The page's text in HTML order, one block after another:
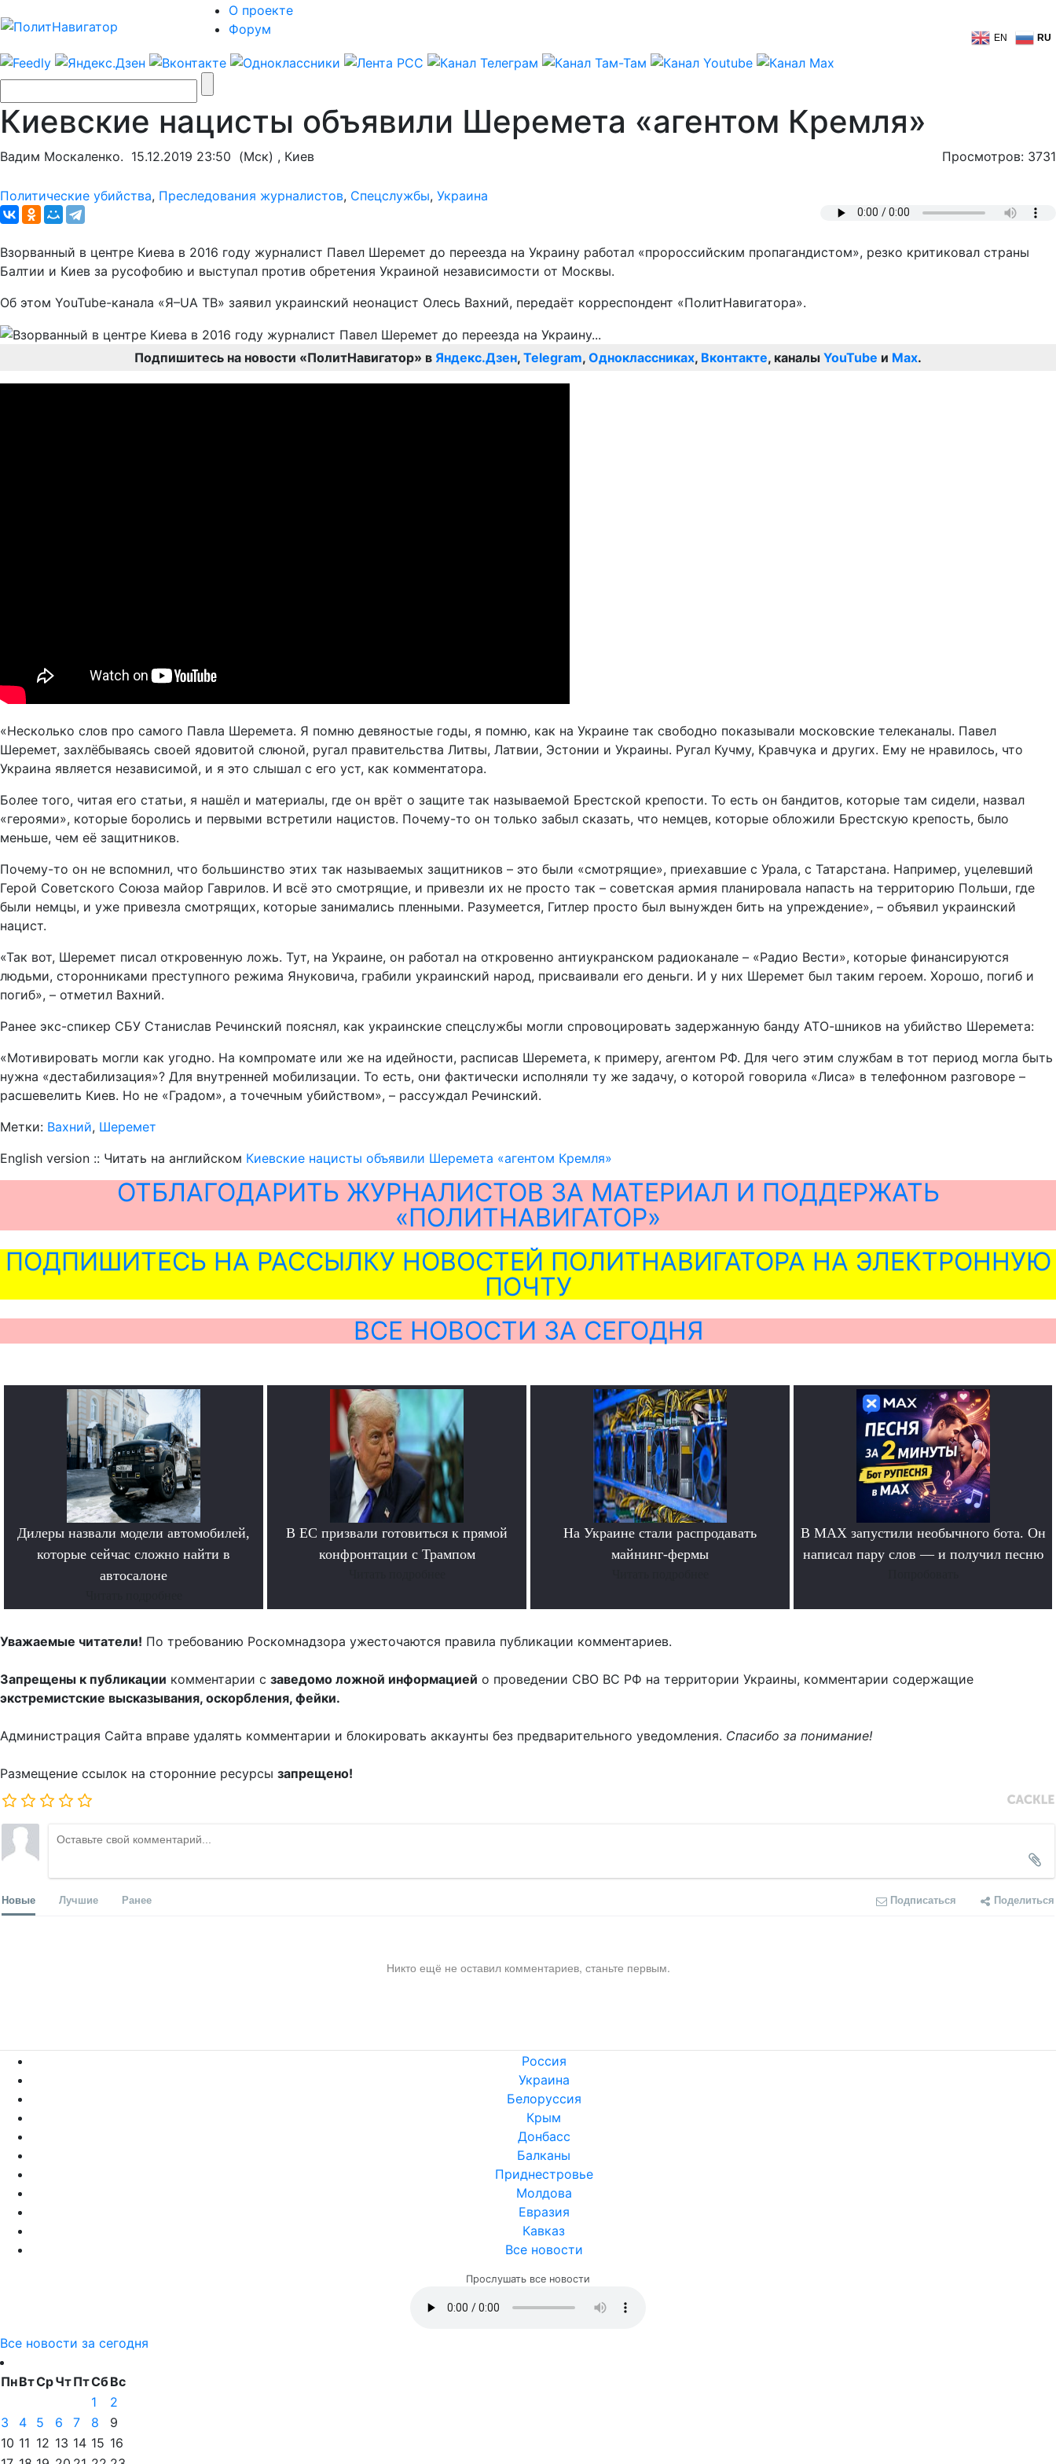
О проекте
Форум
EN RU
Киевские нацисты объявили Шеремета «агентом Кремля»
Вадим Москаленко. 15.12.2019 23:50 (Мск) , Киев Просмотров: 3731
Политические убийства, Преследования журналистов, Спецслужбы, Украина
Взорванный в центре Киева в 2016 году журналист Павел Шеремет до переезда на Украину работал «пророссийским пропагандистом», резко критиковал страны
Балтии и Киев за русофобию и выступал против обретения Украиной независимости от Москвы.
Об этом YouTube-канала «Я–UA ТВ» заявил украинский неонацист Олесь Вахний, передаёт корреспондент «ПолитНавигатора».
Подпишитесь на новости «ПолитНавигатор» в Яндекс.Дзен, Telegram, Одноклассниках, Вконтакте, каналы YouTube и Max.
«Несколько слов про самого Павла Шеремета. Я помню девяностые годы, я помню, как на Украине так свободно показывали московские телеканалы. Павел
Шеремет, захлёбываясь своей ядовитой слюной, ругал правительства Литвы, Латвии, Эстонии и Украины. Ругал Кучму, Кравчука и других. Ему не нравилось, что
Украина является независимой, и я это слышал с его уст, как комментатора.
Более того, читая его статьи, я нашёл и материалы, где он врёт о защите так называемой Брестской крепости. То есть он бандитов, которые там сидели, назвал
«героями», которые боролись и первыми встретили нацистов. Почему-то он только забыл сказать, что немцев, которые обложили Брестскую крепость, было
меньше, чем её защитников.
Почему-то он не вспомнил, что большинство этих так называемых защитников – это были «смотрящие», приехавшие с Урала, с Татарстана. Например, уцелевший
Герой Советского Союза майор Гаврилов. И всё это смотрящие, и привезли их не просто так – советская армия планировала напасть на территорию Польши, где
были немцы, и уже привезла смотрящих, которые занимались пленными. Разумеется, Гитлер просто был вынужден бить на упреждение», – объявил украинский
нацист.
«Так вот, Шеремет писал откровенную ложь. Тут, на Украине, он работал на откровенно антиукранском радиоканале – «Радио Вести», которые финансируются
людьми, сторонниками преступного режима Януковича, грабили украинский народ, присваивали его деньги. И у них Шеремет был таким героем. Хорошо, погиб и
погиб», – отметил Вахний.
Ранее экс-спикер СБУ Станислав Речинский пояснял, как украинские спецслужбы могли спровоцировать задержанную банду АТО-шников на убийство Шеремета:
«Мотивировать могли как угодно. На компромате или же на идейности, расписав Шеремета, к примеру, агентом РФ. Для чего этим службам в тот период могла быть
нужна «дестабилизация»? Для внутренней мобилизации. То есть, они фактически исполняли ту же задачу, о которой говорила «Лиса» в телефонном разговоре –
расшевелить Киев. Но не «Градом», а точечным убийством», – рассуждал Речинский.
Метки: Вахний, Шеремет
English version :: Читать на английском Киевские нацисты объявили Шеремета «агентом Кремля»
ОТБЛАГОДАРИТЬ ЖУРНАЛИСТОВ ЗА МАТЕРИАЛ И ПОДДЕРЖАТЬ
«ПОЛИТНАВИГАТОР»
ПОДПИШИТЕСЬ НА РАССЫЛКУ НОВОСТЕЙ ПОЛИТНАВИГАТОРА НА ЭЛЕКТРОННУЮ
ПОЧТУ
ВСЕ НОВОСТИ ЗА СЕГОДНЯ
Дилеры назвали модели автомобилей,
которые сейчас сложно найти в
автосалоне
В ЕС призвали готовиться к прямой
конфронтации с Трампом
На Украине стали распродавать
майнинг-фермы
В MAX запустили необычного бота. Он
написал пару слов — и получил песню
Уважаемые читатели! По требованию Роскомнадзора ужесточаются правила публикации комментариев.
Запрещены к публикации комментарии с заведомо ложной информацией о проведении СВО ВС РФ на территории Украины, комментарии содержащие
экстремистские высказывания, оскорбления, фейки.
Администрация Сайта вправе удалять комментарии и блокировать аккаунты без предварительного уведомления. Спасибо за понимание!
Размещение ссылок на сторонние ресурсы запрещено!
Новые Лучшие Ранее Подписаться Поделиться
Никто ещё не оставил комментариев, станьте первым.
Россия
Украина
Белоруссия
Крым
Донбасс
Балканы
Приднестровье
Молдова
Евразия
Кавказ
Все новости
Прослушать все новости
Все новости за сегодня
ПнВтСрЧтПтСбВс
1
2
3
4 5 6 7 8
9
10 11 12 13 14 15 16